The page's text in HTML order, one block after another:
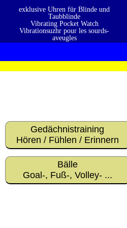
exklusive Uhren für Blinde und
Taubblinde
Vibrating Pocket Watch
Vibrationsuzhr pour les sourds-
aveugles
Vibrationsuzhr para sordo-ciego
Gedächnistraining
Hören / Fühlen / Erinnern
Bälle
Goal-, Fuß-, Volley- ...
Ausbildungsbetrieb